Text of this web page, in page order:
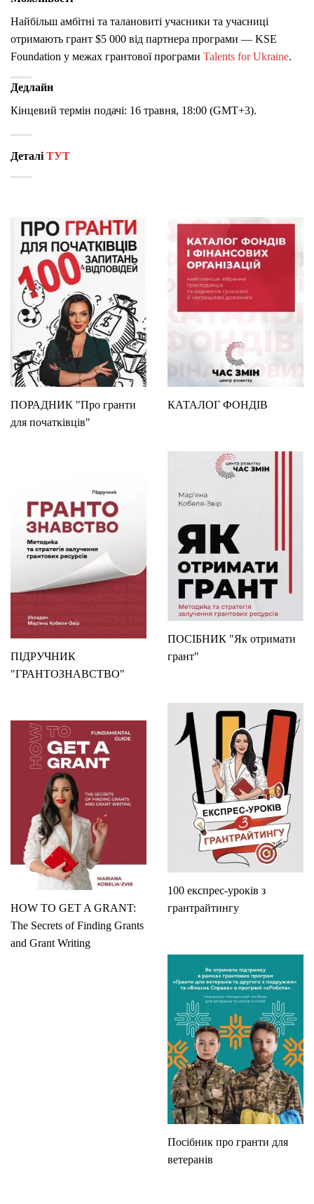
Найбільш амбітні та талановиті учасники та учасниці
отримають грант $5 000 від партнера програми — KSE
Foundation у межах грантової програми Talents for Ukraine.
Дедлайн
Кінцевий термін подачі: 16 травня, 18:00 (GMT+3).
Деталі ТУТ
ПОРАДНИК "Про гранти
для початківців"
КАТАЛОГ ФОНДІВ
ПОСІБНИК "Як отримати
грант"
ПІДРУЧНИК
"ГРАНТОЗНАВСТВО"
100 експрес-уроків з
грантрайтингу
HOW TO GET A GRANT:
The Secrets of Finding Grants
and Grant Writing
Посібник про гранти для
ветеранів